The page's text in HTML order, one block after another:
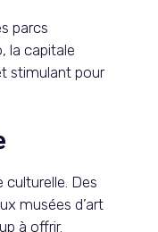
parcs
la capitale
stimulant pour
culturelle. Des
musées d’art
à offrir.